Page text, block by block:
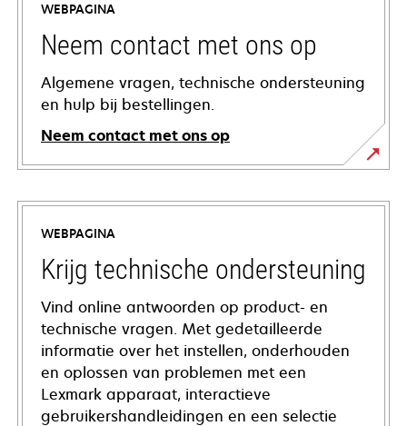
WEBPAGINA
Neem contact met ons op
Algemene vragen, technische ondersteuning
en hulp bij bestellingen.
Neem contact met ons op
WEBPAGINA
Krijg technische ondersteuning
Vind online antwoorden op product- en
technische vragen. Met gedetailleerde
informatie over het instellen, onderhouden
en oplossen van problemen met een
Lexmark apparaat, interactieve
gebruikershandleidingen en een selectie